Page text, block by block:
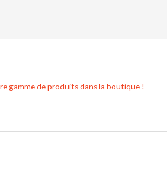
gamme de produits dans la boutique !